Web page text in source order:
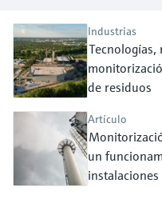
Visor de dispositivos
Encuentre información y
específicas sobre los productos.
Buscador de repuestos
Encuentre repuestos por raíz
código de pedido o número de
Medición de nivel por
microondas
Level measurement with
Ver todos
Medición mediante
microondas
Memosens technology
Ver todos
la transparencia de los
para una toma de
sólida y fundamentada
Industrias
Tecnologías,
de residuos
Artículo
un
instalaciones